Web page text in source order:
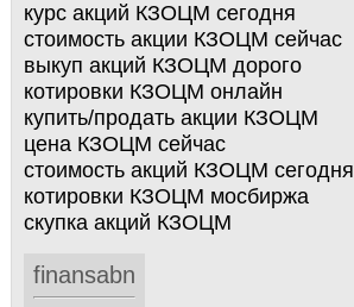
курс акций КЗОЦМ сегодня
стоимость акции КЗОЦМ сейчас
выкуп акций КЗОЦМ дорого
котировки КЗОЦМ онлайн
купить/продать акции КЗОЦМ
цена КЗОЦМ сейчас
стоимость акций КЗОЦМ сегодня
котировки КЗОЦМ мосбиржа
скупка акций КЗОЦМ
finansabn